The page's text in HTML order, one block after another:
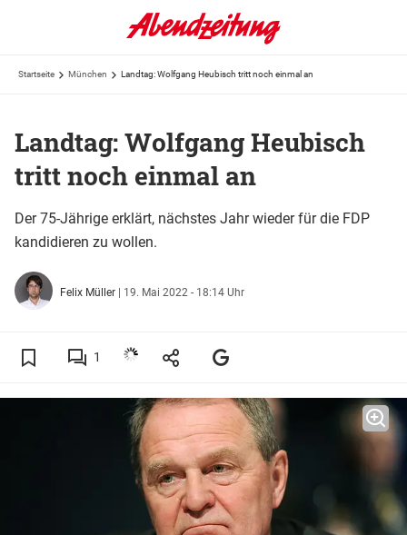
Startseite München Landtag: Wolfgang Heubisch tritt noch einmal an
Landtag: Wolfgang Heubisch
tritt noch einmal an
Der 75-Jährige erklärt, nächstes Jahr wieder für die FDP
kandidieren zu wollen.
Felix Müller | 19. Mai 2022 - 18:14 Uhr
1